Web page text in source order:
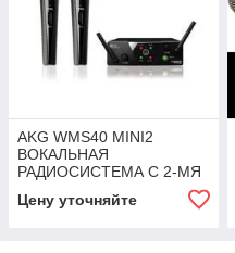
AKG WMS40 MINI2
ВОКАЛЬНАЯ
РАДИОСИСТЕМА С 2-МЯ
Цену уточняйте